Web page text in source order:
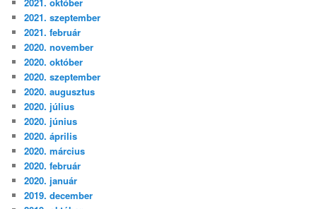
2021. szeptember
2021. február
2020. november
2020. október
2020. szeptember
2020. augusztus
2020. július
2020. június
2020. április
2020. március
2020. február
2020. január
2019. december